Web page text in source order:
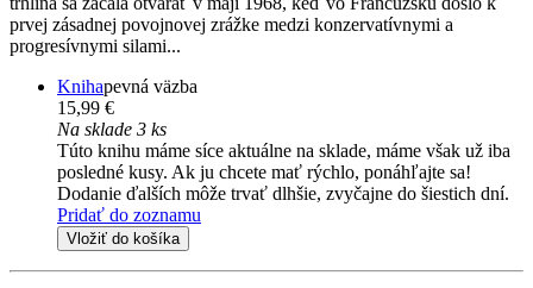
prvej zásadnej povojnovej zrážke medzi konzervatívnymi a
progresívnymi silami...
Knihapevná väzba
15,99 €
Na sklade 3 ks
Túto knihu máme síce aktuálne na sklade, máme však už iba
posledné kusy. Ak ju chcete mať rýchlo, ponáhľajte sa!
Dodanie ďalších môže trvať dlhšie, zvyčajne do šiestich dní.
Pridať do zoznamu
Vložiť do košíka